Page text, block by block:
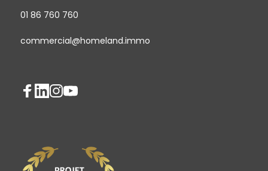
01 86 760 760
commercial@homeland.immo